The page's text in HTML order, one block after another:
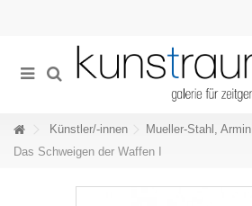
Künstler/-innen Mueller-Stahl, Armin
Das Schweigen der Waffen I